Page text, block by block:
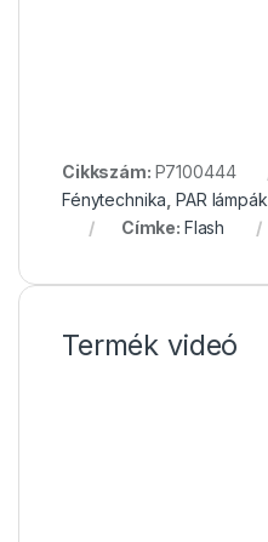
Cikkszám: P7100444
Fénytechnika ,PAR lámpák
Címke: Flash
Termék videó